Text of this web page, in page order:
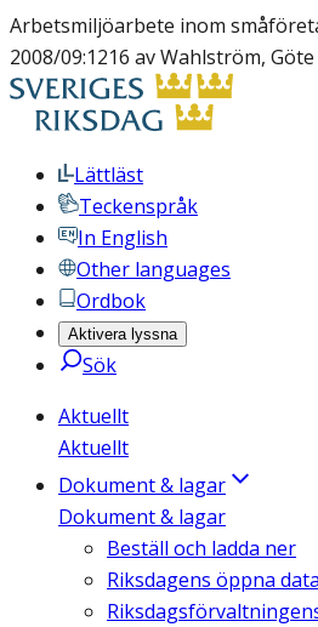
Arbetsmiljöarbete inom
2008/09:1216 av Wahlström, Göte
Lättläst
Teckenspråk
In English
Other languages
Ordbok
Aktivera lyssna
Sök
Aktuellt
Aktuellt
Dokument & lagar
Dokument & lagar
Beställ och ladda ner
Riksdagens öppna data